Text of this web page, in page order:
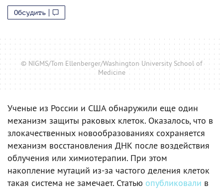
Обсудить
© NIGMS/Tom Ellenberger/Washington University School of
Medicine
Ученые из России и США обнаружили еще один
механизм защиты раковых клеток. Оказалось, что в
злокачественных новообразованиях сохраняется
механизм восстановления ДНК после воздействия
облучения или химиотерапии. При этом
накопление мутаций из-за частого деления клеток
такая система не замечает. Статью опубликовали в